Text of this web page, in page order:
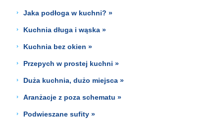
Jaka podłoga w kuchni? »
Kuchnia długa i wąska »
Kuchnia bez okien »
Przepych w prostej kuchni »
Duża kuchnia, dużo miejsca »
Aranżacje z poza schematu »
Podwieszane sufity »